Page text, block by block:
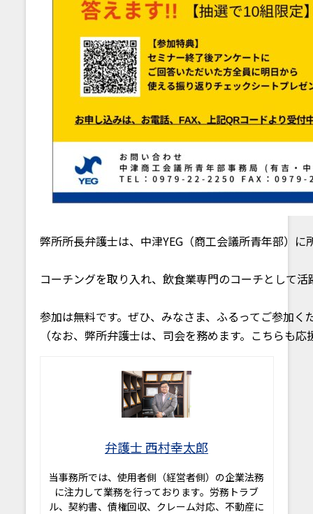
弊所所長弁護士は、中津YEG（商工会議所青年部）
コーチングを取り入れ、飲食業専門のコーチとして
参加は無料です。ぜひ、みなさま、ふるってご参加く
（なお、弊所弁護士は、司会を務めます。こちらも
弁護士 西村幸太郎
当事務所では、使用者側（経営者側）の企業法務
に注力して業務を行っております。労務トラブ
ル、契約書、債権回収、クレーム対応、不動産に